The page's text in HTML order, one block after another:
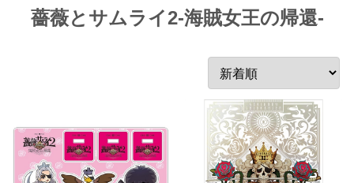
薔薇とサムライ2-海賊女王の帰還-